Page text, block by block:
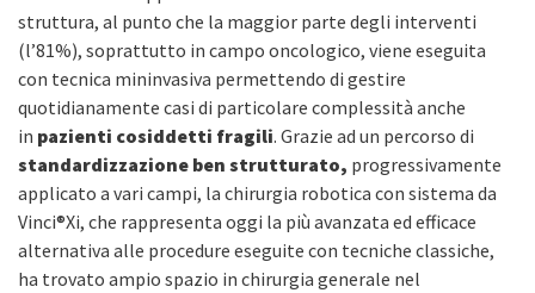
struttura, al punto che la maggior parte degli interventi
(l’81%), soprattutto in campo oncologico, viene eseguita
con tecnica mininvasiva permettendo di gestire
quotidianamente casi di particolare complessità anche
in pazienti cosiddetti fragili. Grazie ad un percorso di
standardizzazione ben strutturato, progressivamente
applicato a vari campi, la chirurgia robotica con sistema da
Vinci®Xi, che rappresenta oggi la più avanzata ed efficace
alternativa alle procedure eseguite con tecniche classiche,
ha trovato ampio spazio in chirurgia generale nel